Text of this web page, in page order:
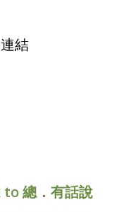
結
to 總．有話說